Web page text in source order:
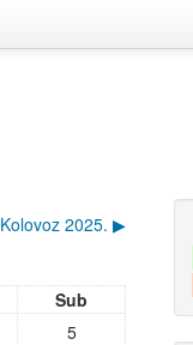
Kolovoz 2025. ▶
Sub
5